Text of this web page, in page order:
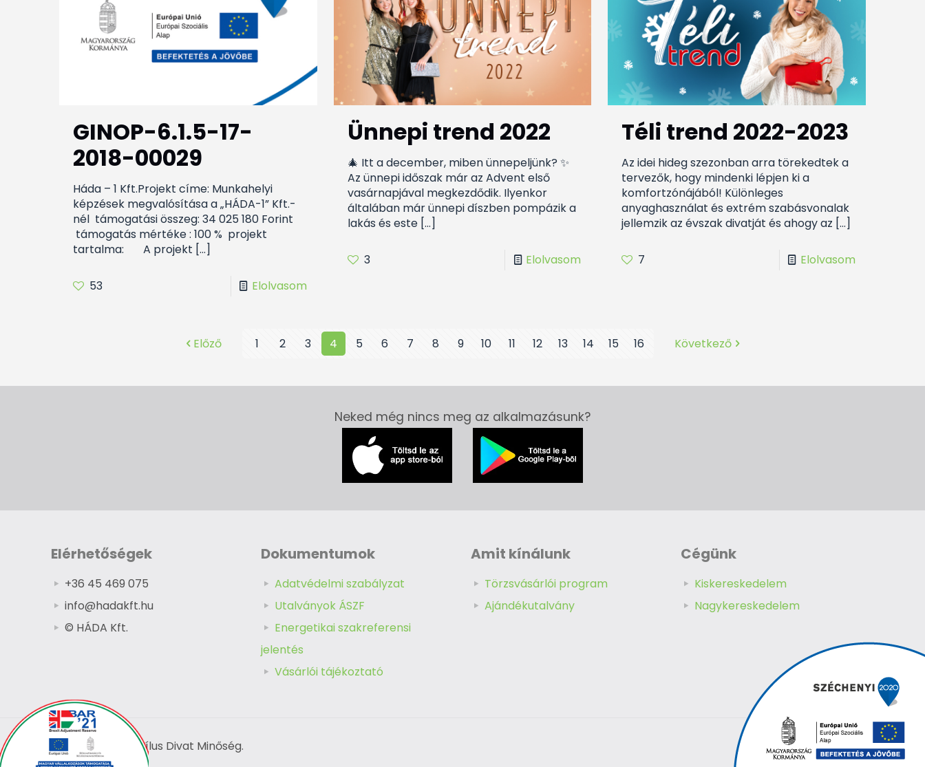
GINOP-6.1.5-17-
2018-00029
Háda – 1 Kft.Projekt címe: Munkahelyi
képzések megvalósítása a „HÁDA-1” Kft.-
nél támogatási összeg: 34 025 180 Forint
támogatás mértéke : 100 % projekt
tartalma: A projekt […]
53 Elolvasom
Ünnepi trend 2022
🎄 Itt a december, miben ünnepeljünk? ✨
Az ünnepi időszak már az Advent első
vasárnapjával megkezdődik. Ilyenkor
általában már ünnepi díszben pompázik a
lakás és este[…]
3 Elolvasom
Téli trend 2022-2023
Az idei hideg szezonban arra törekedtek a
tervezők, hogy mindenki lépjen ki a
komfortzónájából! Különleges
anyaghasználat és extrém szabásvonalak
jellemzik az évszak divatját és ahogy az […]
7 Elolvasom
Előző 1 2 3 4 5 6 7 8 9 10 11 12 13 14 15 16 Következő
Neked még nincs meg az alkalmazásunk?
Elérhetőségek
+36 45 469 075
info@hadakft.hu
© HÁDA Kft.
Dokumentumok
Adatvédelmi szabályzat
Utalványok ÁSZF
Energetikai szakreferensi
jelentés
Vásárlói tájékoztató
Amit kínálunk
Törzsvásárlói program
Ajándékutalvány
Cégünk
Kiskereskedelem
Nagykereskedelem
© 2026 HÁDA - Stílus Divat Minőség.